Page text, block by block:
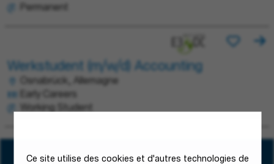
Ce site utilise des cookies et d'autres technologies de
Permanent
Werkstudent (m/w/d) Accounting
Osnabrück, Allemagne
Early Careers
Working Student